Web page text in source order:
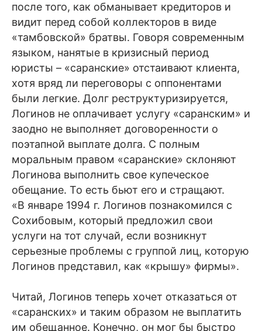
после того, как обманывает кредиторов и
видит перед собой коллекторов в виде
«тамбовской» братвы. Говоря современным
языком, нанятые в кризисный период
юристы – «саранские» отстаивают клиента,
хотя вряд ли переговоры с оппонентами
были легкие. Долг реструктуризируется,
Логинов не оплачивает услугу «саранским» и
заодно не выполняет договоренности о
поэтапной выплате долга. С полным
моральным правом «саранские» склоняют
Логинова выполнить свое купеческое
обещание. То есть бьют его и стращают.
«В январе 1994 г. Логинов познакомился с
Сохибовым, который предложил свои
услуги на тот случай, если возникнут
серьезные проблемы с группой лиц, которую
Логинов представил, как «крышу» фирмы».
Читай, Логинов теперь хочет отказаться от
«саранских» и таким образом не выплатить
им обещанное. Конечно, он мог бы быстро